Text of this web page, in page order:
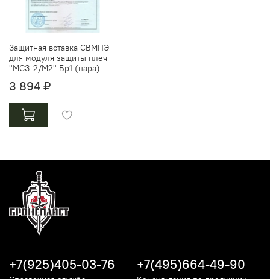
Защитная вставка СВМПЭ
для модуля защиты плеч
"МСЗ-2/М2" Бр1 (пара)
3 894 ₽
+7(925)405-03-76 +7(495)664-49-90